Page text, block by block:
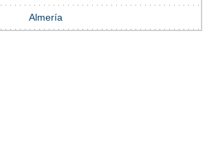
Almería